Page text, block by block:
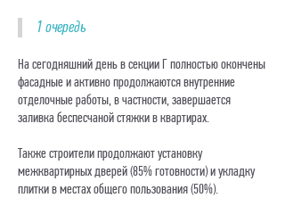
1 очередь
На сегодняшний день в секции Г полностью окончены
фасадные и активно продолжаются внутренние
отделочные работы, в частности, завершается
заливка беспесчаной стяжки в квартирах.
Также строители продолжают установку
межквартирных дверей (85% готовности) и укладку
плитки в местах общего пользования (50%).